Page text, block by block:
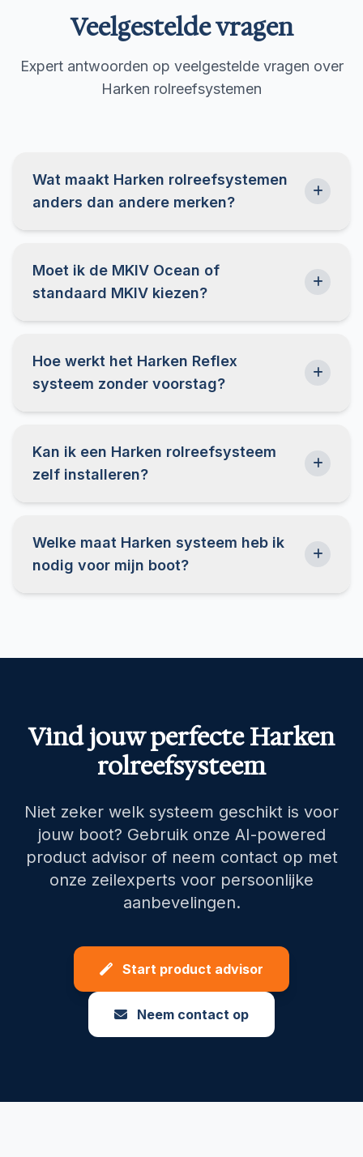
Veelgestelde vragen
Expert antwoorden op veelgestelde vragen over
Harken rolreefsystemen
Wat maakt Harken rolreefsystemen
anders dan andere merken?
Moet ik de MKIV Ocean of
standaard MKIV kiezen?
Hoe werkt het Harken Reflex
systeem zonder voorstag?
Kan ik een Harken rolreefsysteem
zelf installeren?
Welke maat Harken systeem heb ik
nodig voor mijn boot?
Vind jouw perfecte Harken
rolreefsysteem
Niet zeker welk systeem geschikt is voor
jouw boot? Gebruik onze AI-powered
product advisor of neem contact op met
onze zeilexperts voor persoonlijke
aanbevelingen.
Start product advisor
Neem contact op